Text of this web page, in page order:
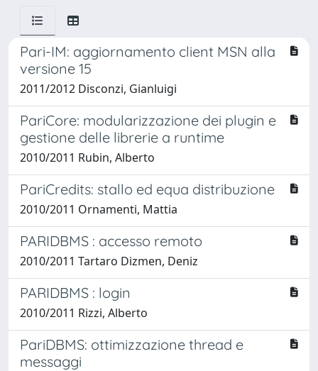
Pari-IM: aggiornamento client MSN alla
versione 15
2011/2012 Disconzi, Gianluigi
PariCore: modularizzazione dei plugin e
gestione delle librerie a runtime
2010/2011 Rubin, Alberto
PariCredits: stallo ed equa distribuzione
2010/2011 Ornamenti, Mattia
PARIDBMS : accesso remoto
2010/2011 Tartaro Dizmen, Deniz
PARIDBMS : login
2010/2011 Rizzi, Alberto
PariDBMS: ottimizzazione thread e
messaggi